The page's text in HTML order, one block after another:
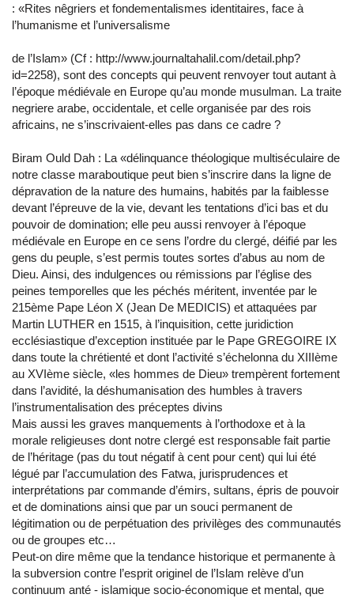
: «Rites nêgriers et fondementalismes identitaires, face à
l’humanisme et l’universalisme
de l’Islam» (Cf : http://www.journaltahalil.com/detail.php?
id=2258), sont des concepts qui peuvent renvoyer tout autant à
l’époque médiévale en Europe qu’au monde musulman. La traite
negriere arabe, occidentale, et celle organisée par des rois
africains, ne s’inscrivaient-elles pas dans ce cadre ?
Biram Ould Dah : La «délinquance théologique multiséculaire de
notre classe maraboutique peut bien s’inscrire dans la ligne de
dépravation de la nature des humains, habités par la faiblesse
devant l’épreuve de la vie, devant les tentations d’ici bas et du
pouvoir de domination; elle peu aussi renvoyer à l’époque
médiévale en Europe en ce sens l’ordre du clergé, déifié par les
gens du peuple, s’est permis toutes sortes d’abus au nom de
Dieu. Ainsi, des indulgences ou rémissions par l’église des
peines temporelles que les péchés méritent, inventée par le
215ème Pape Léon X (Jean De MEDICIS) et attaquées par
Martin LUTHER en 1515, à l’inquisition, cette juridiction
ecclésiastique d’exception instituée par le Pape GREGOIRE IX
dans toute la chrétienté et dont l’activité s’échelonna du XIIIème
au XVIème siècle, «les hommes de Dieu» trempèrent fortement
dans l’avidité, la déshumanisation des humbles à travers
l’instrumentalisation des préceptes divins
Mais aussi les graves manquements à l’orthodoxe et à la
morale religieuses dont notre clergé est responsable fait partie
de l’héritage (pas du tout négatif à cent pour cent) qui lui été
légué par l’accumulation des Fatwa, jurisprudences et
interprétations par commande d’émirs, sultans, épris de pouvoir
et de dominations ainsi que par un souci permanent de
légitimation ou de perpétuation des privilèges des communautés
ou de groupes etc…
Peut-on dire même que la tendance historique et permanente à
la subversion contre l’esprit originel de l’Islam relève d’un
continuum anté - islamique socio-économique et mental, que